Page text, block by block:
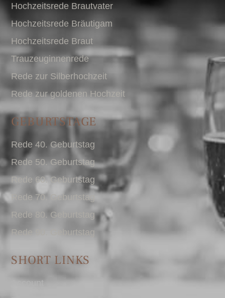
Hochzeitsrede Brautvater
Hochzeitsrede Bräutigam
Hochzeitsrede Braut
Trauzeuginnenrede
Rede zur Silberhochzeit
Rede zur goldenen Hochzeit
GEBURTSTAGE
Rede 40. Geburtstag
Rede 50. Geburtstag
Rede 60. Geburtstag
Rede 70. Geburtstag
Rede 80. Geburtstag
Rede 90. Geburtstag
SHORT LINKS
Account